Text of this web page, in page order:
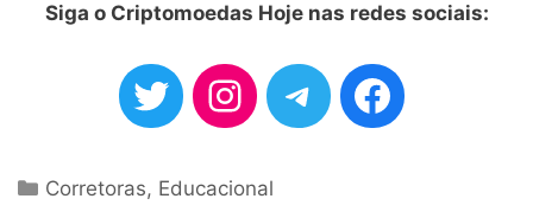
Siga o Criptomoedas Hoje nas redes sociais:
Categorias
Corretoras, Educacional